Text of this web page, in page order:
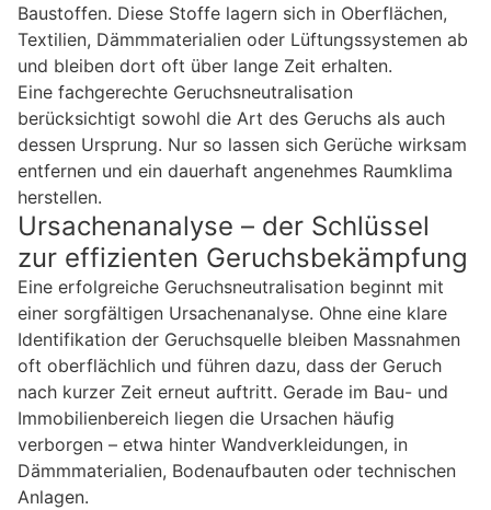
Baustoffen. Diese Stoffe lagern sich in Oberflächen,
Textilien, Dämmmaterialien oder Lüftungssystemen ab
und bleiben dort oft über lange Zeit erhalten.
Eine fachgerechte Geruchsneutralisation
berücksichtigt sowohl die Art des Geruchs als auch
dessen Ursprung. Nur so lassen sich Gerüche wirksam
entfernen und ein dauerhaft angenehmes Raumklima
herstellen.
Ursachenanalyse – der Schlüssel
zur effizienten Geruchsbekämpfung
Eine erfolgreiche Geruchsneutralisation beginnt mit
einer sorgfältigen Ursachenanalyse. Ohne eine klare
Identifikation der Geruchsquelle bleiben Massnahmen
oft oberflächlich und führen dazu, dass der Geruch
nach kurzer Zeit erneut auftritt. Gerade im Bau- und
Immobilienbereich liegen die Ursachen häufig
verborgen – etwa hinter Wandverkleidungen, in
Dämmmaterialien, Bodenaufbauten oder technischen
Anlagen.